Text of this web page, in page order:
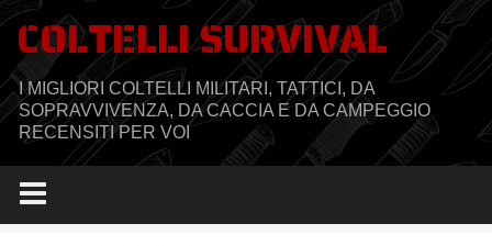
Salta
contenuto
COLTELLI SURVIVAL
I MIGLIORI COLTELLI MILITARI, TATTICI, DA
SOPRAVVIVENZA, DA CACCIA E DA CAMPEGGIO
RECENSITI PER VOI